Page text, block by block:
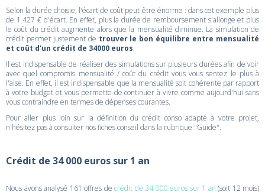
Selon la durée choisie, l'écart de coût peut être énorme : dans cet exemple plus
de 1 427 € d'écart. En effet, plus la durée de remboursement s'allonge et plus
le coût du crédit augmente alors que la mensualité diminue. La simulation de
crédit permet justement de trouver le bon équilibre entre mensualité
et coût d'un crédit de 34000 euros.
Il est indispensable de réaliser des simulations sur plusieurs durées afin de voir
avec quel compromis mensualité / coût du crédit vous vous sentez le plus à
l'aise. En effet, il est indispensable que la mensualité soit cohérente par rapport
à votre budget et vous permette de continuer à vivre comme aujourd'hui sans
vous contraindre en termes de dépenses courantes.
Pour aller plus loin sur la définition du crédit conso adapté à votre projet,
n'hésitez pas à consulter nos fiches conseil dans la rubrique "Guide".
Crédit de 34 000 euros sur 1 an
Nous avons analysé 161 offres de crédit de 34 000 euros sur 1 an (soit 12 mois)